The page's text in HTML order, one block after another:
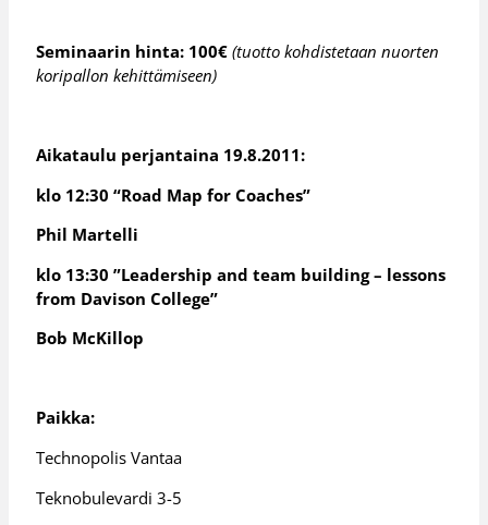
Seminaarin hinta: 100€(tuotto kohdistetaan nuorten
koripallon kehittämiseen)
Aikataulu perjantaina 19.8.2011:
klo 12:30 “Road Map for Coaches”
Phil Martelli
klo 13:30 ”Leadership and team building – lessons
from Davison College”
Bob McKillop
Paikka:
Technopolis Vantaa
Teknobulevardi 3-5